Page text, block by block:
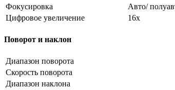
Фокусировка
Авто/
Цифровое увеличение
16x
Поворот и наклон
Диапазон поворота
Скорость поворота
Диапазон наклона